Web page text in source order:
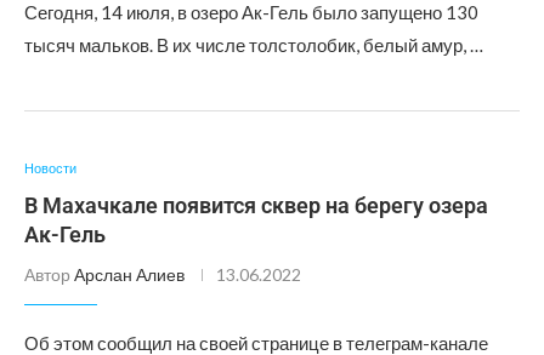
Сегодня, 14 июля, в озеро Ак-Гель было запущено 130
тысяч мальков. В их числе толстолобик, белый амур, …
Новости
В Махачкале появится сквер на берегу озера
Ак-Гель
Автор Арслан Алиев 13.06.2022
Об этом сообщил на своей странице в телеграм-канале